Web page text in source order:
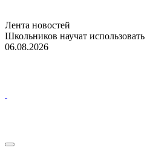
Лента новостей
Школьников научат
06.08.2026